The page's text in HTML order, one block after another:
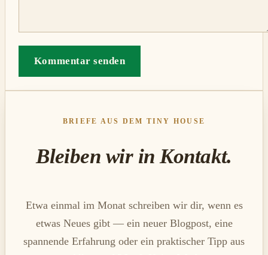
Kommentar senden
BRIEFE AUS DEM TINY HOUSE
Bleiben wir in Kontakt.
Etwa einmal im Monat schreiben wir dir, wenn es
etwas Neues gibt — ein neuer Blogpost, eine
spannende Erfahrung oder ein praktischer Tipp aus